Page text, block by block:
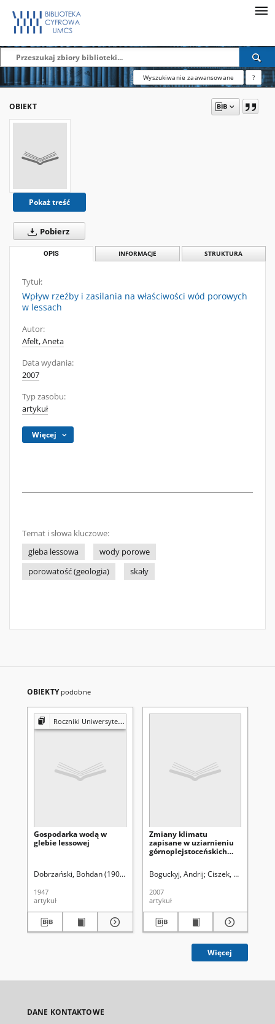
Wyszukiwanie zaawansowane ?
OBIEKT
Pokaż treść
Pobierz
OPIS INFORMACJE STRUKTURA
Tytuł:
Wpływ rzeźby i zasilania na właściwości wód porowych
w lessach
Autor:
Afelt, Aneta
Data wydania:
2007
Typ zasobu:
artykuł
Więcej
Temat i słowa kluczowe:
gleba lessowa
wody porowe
porowatość (geologia)
skały
OBIEKTY podobne
Roczniki Uniwersytetu Marii Curie-Skłodowskiej w Lublinie. Dział B, Geografia, Geologia, Mineralogia i Petrografia
Gospodarka wodą w
glebie lessowej
Dobrzański, Bohdan (1909-1987)
1947
artykuł
Zmiany klimatu
zapisane w uziarnieniu
górnoplejstoceńskich
części Ukrainy
Boguckyj, Andrij Ciszek, Dariusz
2007
artykuł
Więcej
DANE KONTAKTOWE